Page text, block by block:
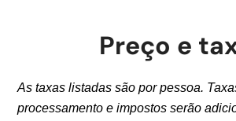
Preço e
As taxas listadas são por pessoa.
processamento e impostos serão